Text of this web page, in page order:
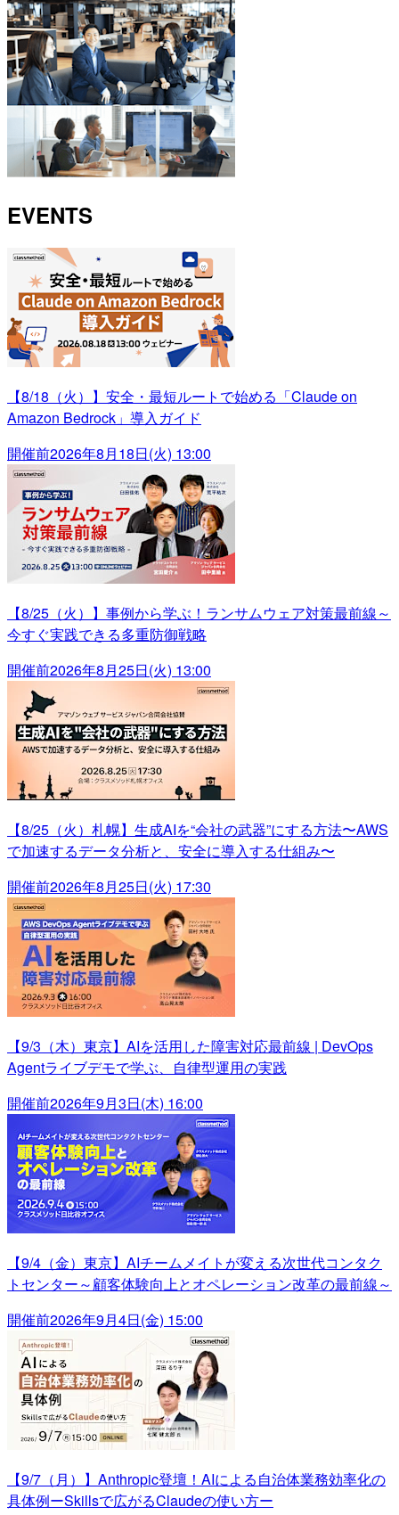
EVENTS
【8/18（火）】安全・最短ルートで始める「Claude on
Amazon Bedrock」導入ガイド
開催前2026年8月18日(火) 13:00
【8/25（火）】事例から学ぶ！ランサムウェア対策最前線～
今すぐ実践できる多重防御戦略
開催前2026年8月25日(火) 13:00
【8/25（火）札幌】生成AIを“会社の武器”にする方法〜AWS
で加速するデータ分析と、安全に導入する仕組み〜
開催前2026年8月25日(火) 17:30
【9/3（木）東京】AIを活用した障害対応最前線 | DevOps
Agentライブデモで学ぶ、自律型運用の実践
開催前2026年9月3日(木) 16:00
【9/4（金）東京】AIチームメイトが変える次世代コンタク
トセンター～顧客体験向上とオペレーション改革の最前線～
開催前2026年9月4日(金) 15:00
【9/7（月）】Anthropic登壇！AIによる自治体業務効率化の
具体例ーSkillsで広がるClaudeの使い方ー